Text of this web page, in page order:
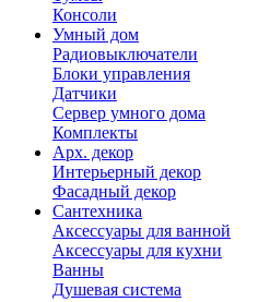
Консоли
Умный дом
Радиовыключатели
Блоки управления
Датчики
Сервер умного дома
Комплекты
Арх. декор
Интерьерный декор
Фасадный декор
Сантехника
Аксессуары для ванной
Аксессуары для кухни
Ванны
Душевая система